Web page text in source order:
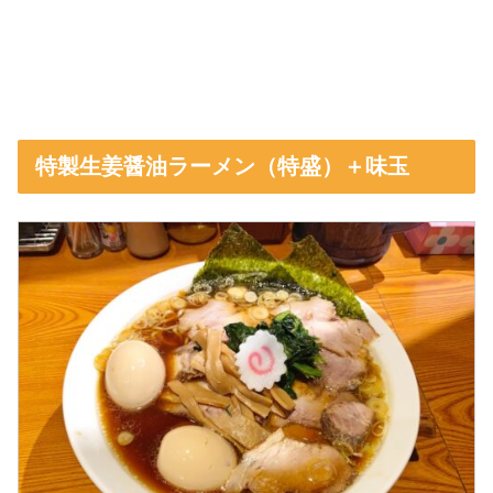
特製生姜醤油ラーメン（特盛）＋味玉